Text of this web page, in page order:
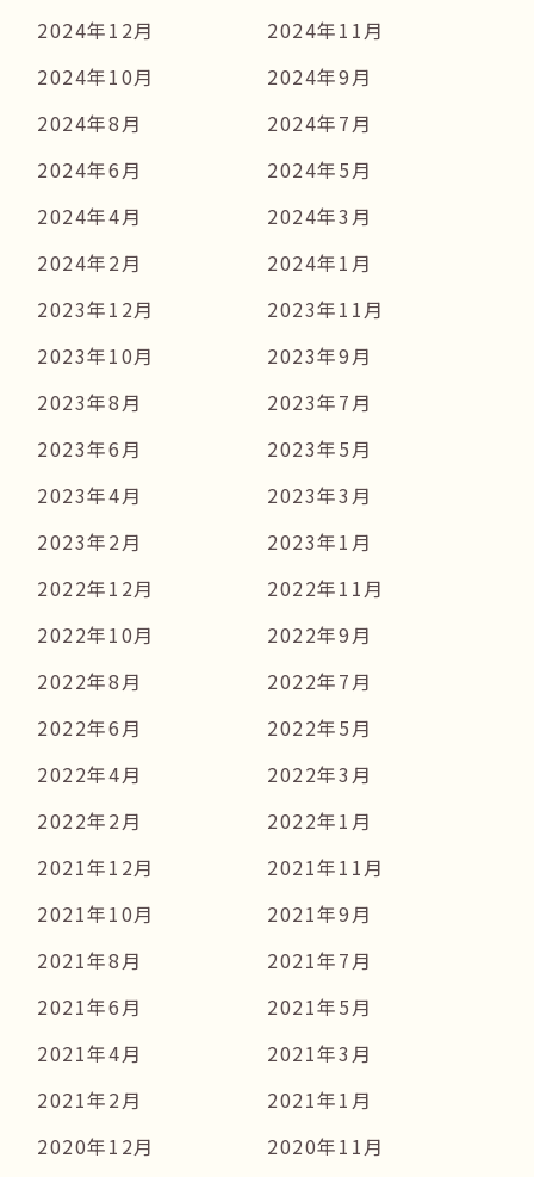
2024年12月
2024年11月
2024年10月
2024年9月
2024年8月
2024年7月
2024年6月
2024年5月
2024年4月
2024年3月
2024年2月
2024年1月
2023年12月
2023年11月
2023年10月
2023年9月
2023年8月
2023年7月
2023年6月
2023年5月
2023年4月
2023年3月
2023年2月
2023年1月
2022年12月
2022年11月
2022年10月
2022年9月
2022年8月
2022年7月
2022年6月
2022年5月
2022年4月
2022年3月
2022年2月
2022年1月
2021年12月
2021年11月
2021年10月
2021年9月
2021年8月
2021年7月
2021年6月
2021年5月
2021年4月
2021年3月
2021年2月
2021年1月
2020年12月
2020年11月